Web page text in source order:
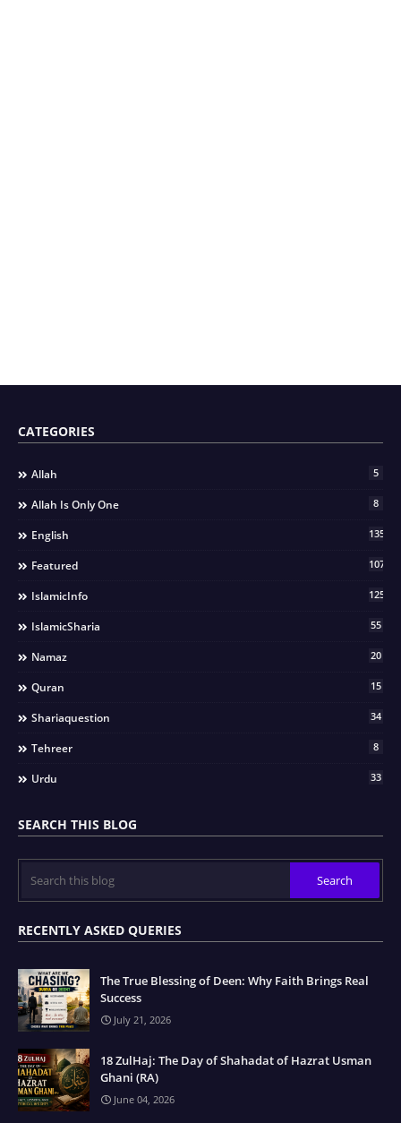
CATEGORIES
Allah 5
Allah Is Only One 8
English 135
Featured 107
IslamicInfo 125
IslamicSharia 55
Namaz 20
Quran 15
Shariaquestion 34
Tehreer 8
Urdu 33
SEARCH THIS BLOG
RECENTLY ASKED QUERIES
The True Blessing of Deen: Why Faith Brings Real
Success
July 21, 2026
18 ZulHaj: The Day of Shahadat of Hazrat Usman
Ghani (RA)
June 04, 2026